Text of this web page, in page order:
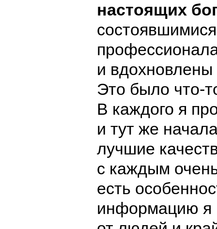
настоящих
состоявшимися
и
Это было что-
В каждого я
и тут же
лучшие
с каждым
есть
информацию я